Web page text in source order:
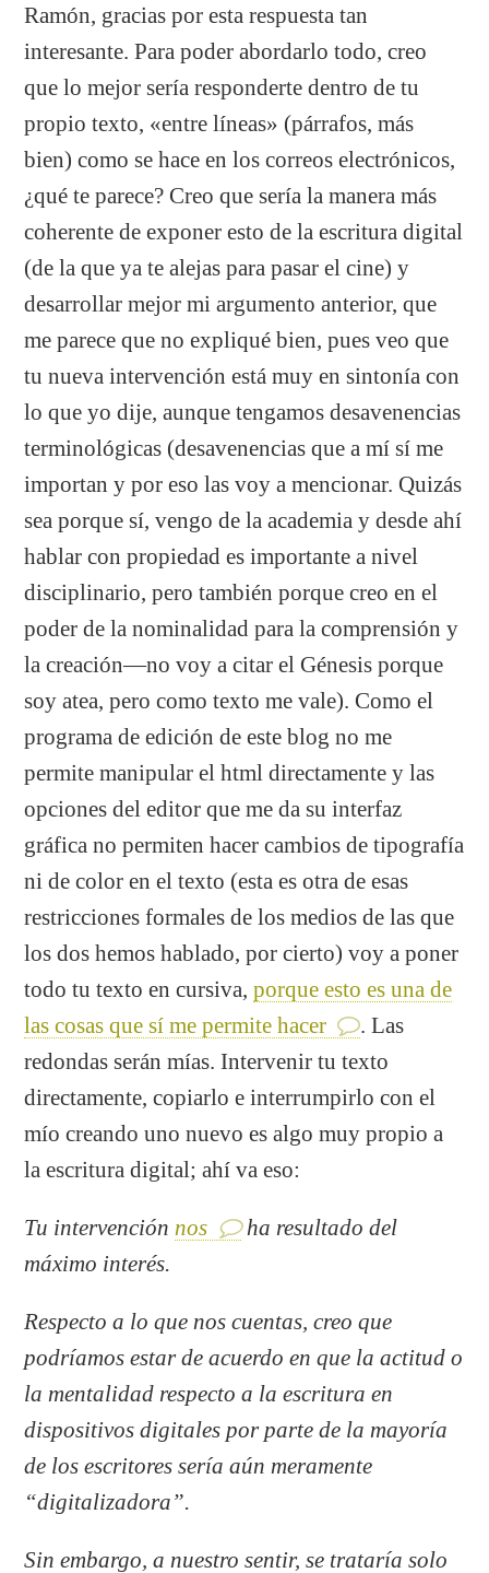
Ramón, gracias por esta respuesta tan
interesante. Para poder abordarlo todo, creo
que lo mejor sería responderte dentro de tu
propio texto, «entre líneas» (párrafos, más
bien) como se hace en los correos electrónicos,
¿qué te parece? Creo que sería la manera más
coherente de exponer esto de la escritura digital
(de la que ya te alejas para pasar el cine) y
desarrollar mejor mi argumento anterior, que
me parece que no expliqué bien, pues veo que
tu nueva intervención está muy en sintonía con
lo que yo dije, aunque tengamos desavenencias
terminológicas (desavenencias que a mí sí me
importan y por eso las voy a mencionar. Quizás
sea porque sí, vengo de la academia y desde ahí
hablar con propiedad es importante a nivel
disciplinario, pero también porque creo en el
poder de la nominalidad para la comprensión y
la creación—no voy a citar el Génesis porque
soy atea, pero como texto me vale). Como el
programa de edición de este blog no me
permite manipular el html directamente y las
opciones del editor que me da su interfaz
gráfica no permiten hacer cambios de tipografía
ni de color en el texto (esta es otra de esas
restricciones formales de los medios de las que
los dos hemos hablado, por cierto) voy a poner
todo tu texto en cursiva,porque esto es una de
las cosas que sí me permite hacer
. Las
redondas serán mías. Intervenir tu texto
directamente, copiarlo e interrumpirlo con el
mío creando uno nuevo es algo muy propio a
la escritura digital; ahí va eso:
Tu intervención nos
ha resultado del
máximo interés.
Respecto a lo que nos cuentas, creo que
podríamos estar de acuerdo en que la actitud o
la mentalidad respecto a la escritura en
dispositivos digitales por parte de la mayoría
de los escritores sería aún meramente
“digitalizadora”.
Sin embargo, a nuestro sentir, se trataría solo